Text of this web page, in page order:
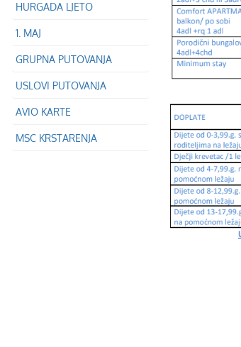
HURGADA LJETO
1. MAJ
GRUPNA PUTOVANJA
USLOVI PUTOVANJA
AVIO KARTE
MSC KRSTARENJA